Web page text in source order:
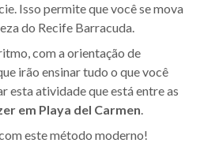
Isso permite que você se mova
do Recife Barracuda.
com a orientação de
irão ensinar tudo o que você
esta atividade que está entre as
em Playa del Carmen.
este método moderno!